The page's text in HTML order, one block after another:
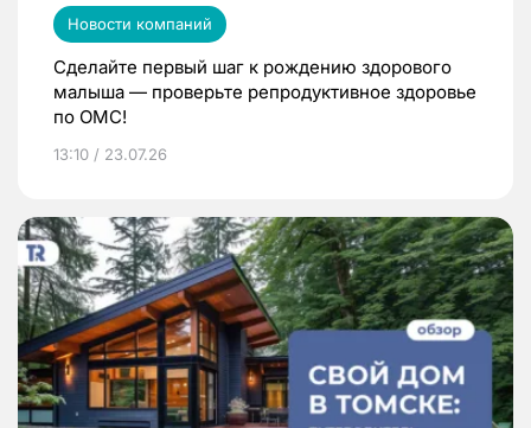
Новости компаний
Сделайте первый шаг к рождению здорового
малыша — проверьте репродуктивное здоровье
по ОМС!
13:10 / 23.07.26